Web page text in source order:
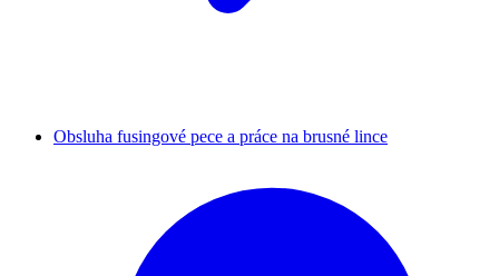
Obsluha fusingové pece a práce na brusné lince